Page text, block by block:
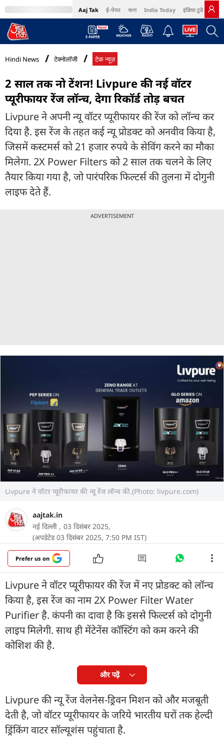
Aaj Tak ई-पेपर বাংলা India Today इंडिया टुडे हिंदी
MumbaiTak Cosmopolitan Harper's Bazaar Northeast
Hindi News टेक्नोलॉजी टेक न्यूज़
2 साल तक नो टेंशन! Livpure की नई वॉटर
प्यूरीफायर रेंज लॉन्च, देगा रिकॉर्ड तोड़ बचत
Livpure ने अपनी न्यू वॉटर प्यूरीफायर की रेंज को लॉन्च कर
दिया है. इस रेंज के तहत कई न्यू प्रोडक्ट को अनवीव किया है,
जिसमें कस्टमर्स को 21 हजार रुपये के सेविंग करने का मौका
मिलेगा. 2X Power Filters को 2 साल तक चलने के लिए
तैयार किया गया है, जो पारंपरिक फिल्टर्स की तुलना में दोगुनी
लाइफ देते हैं.
ADVERTISEMENT
Livpure ने वॉटर प्यूरीफायर की न्यू रेंज लॉन्च की.(Photo: livpure.com)
aajtak.in
नई दिल्ली , 03 दिसंबर 2025,
(अपडेटेड 03 दिसंबर 2025, 7:50 PM IST)
Prefer us on
Livpure ने वॉटर प्यूरीफायर की रेंज में नए प्रोडक्ट को लॉन्च
किया है, इस रेंज का नाम 2X Power Filter Water
Purifier है. कंपनी का दावा है कि इससे फिल्टर्स को दोगुनी
लाइप मिलेगी. साथ ही मेंटेनेंस कॉस्टिंग को कम करने की
कोशिश की है.
और पढ़ें
Livpure की न्यू रेंज वेलनेस-ड्रिवन मिशन को और मजबूती
देती है, जो वॉटर प्यूरीफायर के जरिये भारतीय घरों तक हेल्दी
ड्रिंकिंग वाटर सॉल्यूशंस पहुंचाता है.